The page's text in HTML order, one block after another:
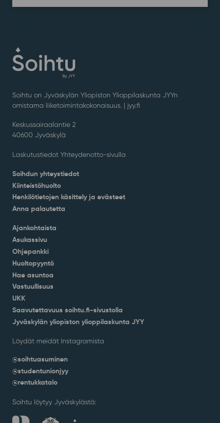
Soihtu on Jyväskylän Yliopiston Ylioppilaskunta JYYn
omistama liiketoimintakokonaisuus. | jyy.fi
Keskussairaalantie 2
40600 Jyväskylä
Laskutustiedot Yhteydenotto-sivulla
Soihdun yhteystiedot
Kiinteistöhuolto
Henkilötietojen käsittely ja evästeet
Anna palautetta
Ajankohtaista
Asukassivu
Ohjepankki
Huoltopyyntö
Hae asuntoa
Vastuullisuus
UKK
Saavutettavuus soihtu.fi-sivustolla
Jyväskylän yliopiston ylioppilaskunta JYY
Löydät meidät Instagramista
@soihtuasuminen
@studentunionjyy
@rentukkatalo
Soihtu löytyy Jyväskylästä: